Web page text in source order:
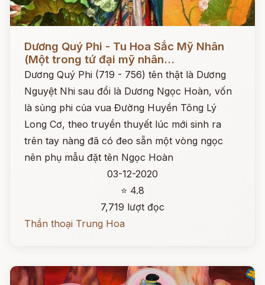
Dương Quý Phi - Tu Hoa Sắc Mỹ Nhân
(Một trong tứ đại mỹ nhân...
Dương Quý Phi (719 - 756) tên thật là Dương
Nguyệt Nhi sau đổi là Dương Ngọc Hoàn, vốn
là sủng phi của vua Đường Huyền Tông Lý
Long Cơ, theo truyền thuyết lúc mới sinh ra
trên tay nàng đã có đeo sẵn một vòng ngọc
nên phụ mẫu đặt tên Ngọc Hoàn
03-12-2020
⭐ 4.8
7,719 lượt đọc
Thần thoại Trung Hoa